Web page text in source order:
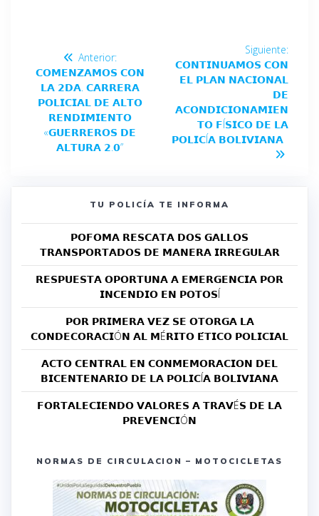
Anterior:
𝗖𝗢𝗠𝗘𝗡𝗭𝗔𝗠𝗢𝗦 𝗖𝗢𝗡
𝗟𝗔 𝟮𝗗𝗔. 𝗖𝗔𝗥𝗥𝗘𝗥𝗔
𝗣𝗢𝗟𝗜𝗖𝗜𝗔𝗟 𝗗𝗘 𝗔𝗟𝗧𝗢
𝗥𝗘𝗡𝗗𝗜𝗠𝗜𝗘𝗡𝗧𝗢
«𝗚𝗨𝗘𝗥𝗥𝗘𝗥𝗢𝗦 𝗗𝗘
𝗔𝗟𝗧𝗨𝗥𝗔 𝟮.𝟬”
Siguiente:
𝗖𝗢𝗡𝗧𝗜𝗡𝗨𝗔𝗠𝗢𝗦 𝗖𝗢𝗡
𝗘𝗟 𝗣𝗟𝗔𝗡 𝗡𝗔𝗖𝗜𝗢𝗡𝗔𝗟
𝗗𝗘
𝗔𝗖𝗢𝗡𝗗𝗜𝗖𝗜𝗢𝗡𝗔𝗠𝗜𝗘𝗡
𝗧𝗢 𝗙Í𝗦𝗜𝗖𝗢 𝗗𝗘 𝗟𝗔
𝗣𝗢𝗟𝗜𝗖Í𝗔 𝗕𝗢𝗟𝗜𝗩𝗜𝗔𝗡𝗔
TU POLICÍA TE INFORMA
𝗣𝗢𝗙𝗢𝗠𝗔 𝗥𝗘𝗦𝗖𝗔𝗧𝗔 𝗗𝗢𝗦 𝗚𝗔𝗟𝗟𝗢𝗦
𝗧𝗥𝗔𝗡𝗦𝗣𝗢𝗥𝗧𝗔𝗗𝗢𝗦 𝗗𝗘 𝗠𝗔𝗡𝗘𝗥𝗔 𝗜𝗥𝗥𝗘𝗚𝗨𝗟𝗔𝗥
𝗥𝗘𝗦𝗣𝗨𝗘𝗦𝗧𝗔 𝗢𝗣𝗢𝗥𝗧𝗨𝗡𝗔 𝗔 𝗘𝗠𝗘𝗥𝗚𝗘𝗡𝗖𝗜𝗔 𝗣𝗢𝗥
𝗜𝗡𝗖𝗘𝗡𝗗𝗜𝗢 𝗘𝗡 𝗣𝗢𝗧𝗢𝗦Í
𝗣𝗢𝗥 𝗣𝗥𝗜𝗠𝗘𝗥𝗔 𝗩𝗘𝗭 𝗦𝗘 𝗢𝗧𝗢𝗥𝗚𝗔 𝗟𝗔
𝗖𝗢𝗡𝗗𝗘𝗖𝗢𝗥𝗔𝗖𝗜Ó𝗡 𝗔𝗟 𝗠É𝗥𝗜𝗧𝗢 𝗘́𝗧𝗜𝗖𝗢 𝗣𝗢𝗟𝗜𝗖𝗜𝗔𝗟
𝗔𝗖𝗧𝗢 𝗖𝗘𝗡𝗧𝗥𝗔𝗟 𝗘𝗡 𝗖𝗢𝗡𝗠𝗘𝗠𝗢𝗥𝗔𝗖𝗜𝗢𝗡 𝗗𝗘𝗟
𝗕𝗜𝗖𝗘𝗡𝗧𝗘𝗡𝗔𝗥𝗜𝗢 𝗗𝗘 𝗟𝗔 𝗣𝗢𝗟𝗜𝗖Í𝗔 𝗕𝗢𝗟𝗜𝗩𝗜𝗔𝗡𝗔
𝗙𝗢𝗥𝗧𝗔𝗟𝗘𝗖𝗜𝗘𝗡𝗗𝗢 𝗩𝗔𝗟𝗢𝗥𝗘𝗦 𝗔 𝗧𝗥𝗔𝗩É𝗦 𝗗𝗘 𝗟𝗔
𝗣𝗥𝗘𝗩𝗘𝗡𝗖𝗜Ó𝗡
NORMAS DE CIRCULACION – MOTOCICLETAS